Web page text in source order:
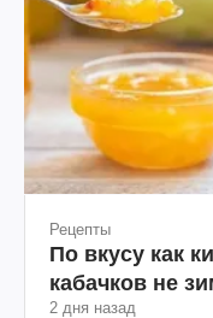
Рецепты
По вкусу как
кабачков не
2 дня назад